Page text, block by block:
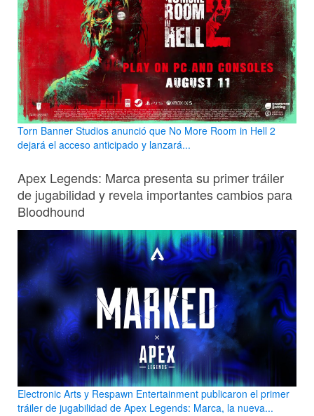
Torn Banner Studios anunció que No More Room in Hell 2
dejará el acceso anticipado y lanzará...
Apex Legends: Marca presenta su primer tráiler
de jugabilidad y revela importantes cambios para
Bloodhound
Electronic Arts y Respawn Entertainment publicaron el primer
tráiler de jugabilidad de Apex Legends: Marca, la nueva...